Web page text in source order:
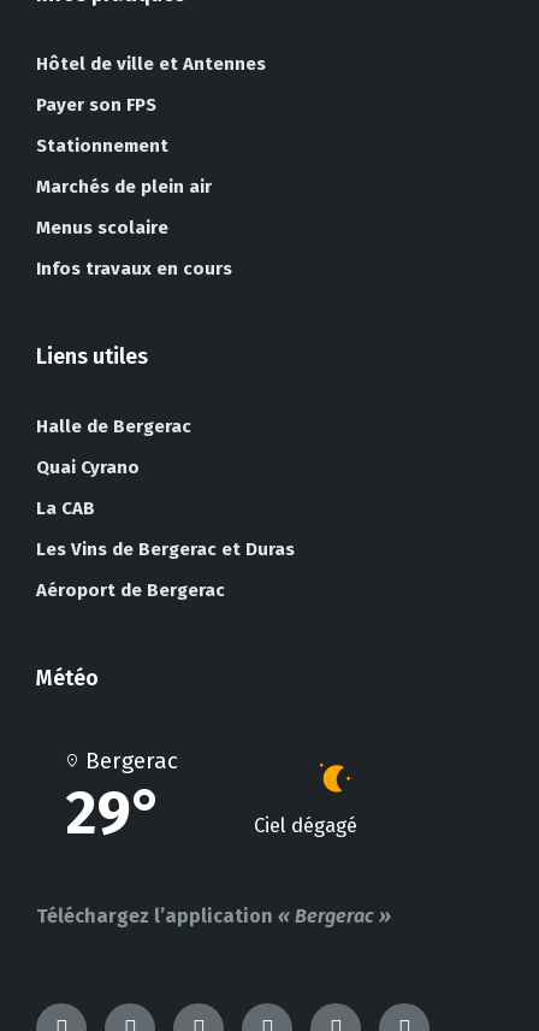
Hôtel de ville et Antennes
Payer son FPS
Stationnement
Marchés de plein air
Menus scolaire
Infos travaux en cours
Liens utiles
Halle de Bergerac
Quai Cyrano
La CAB
Les Vins de Bergerac et Duras
Aéroport de Bergerac
Météo
Bergerac
29° Ciel dégagé
Téléchargez l’application « Bergerac »